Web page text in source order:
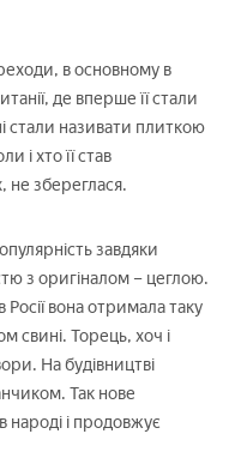
в основному в
де вперше її стали
стали називати плиткою
і хто її став
не збереглася.
завдяки
з оригіналом – цеглою.
вона отримала таку
свині. Торець, хоч і
На будівництві
Так нове
і продовжує